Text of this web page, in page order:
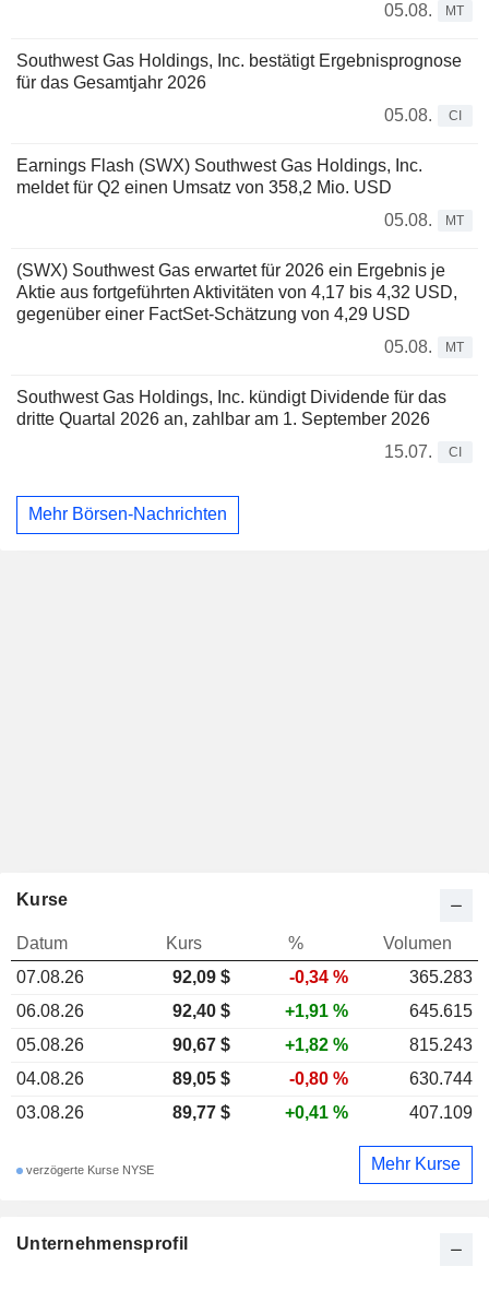
05.08.
MT
Southwest Gas Holdings, Inc. bestätigt Ergebnisprognose
für das Gesamtjahr 2026
05.08.
CI
Earnings Flash (SWX) Southwest Gas Holdings, Inc.
meldet für Q2 einen Umsatz von 358,2 Mio. USD
05.08.
MT
(SWX) Southwest Gas erwartet für 2026 ein Ergebnis je
Aktie aus fortgeführten Aktivitäten von 4,17 bis 4,32 USD,
gegenüber einer FactSet-Schätzung von 4,29 USD
05.08.
MT
Southwest Gas Holdings, Inc. kündigt Dividende für das
dritte Quartal 2026 an, zahlbar am 1. September 2026
15.07.
CI
Mehr Börsen-Nachrichten
Unternehmensprofil
Kurse
Datum Kurs %
Volumen
07.08.26
92,09 $ -0,34 %
365.283
06.08.26
92,40 $ +1,91 %
645.615
05.08.26
90,67 $ +1,82 %
815.243
04.08.26
89,05 $ -0,80 %
630.744
03.08.26
89,77 $ +0,41 % 407.109
verzögerte Kurse NYSE Mehr Kurse